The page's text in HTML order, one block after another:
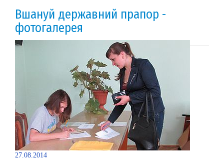
Вшануй державний прапор -
фотогалерея
27.08.2014